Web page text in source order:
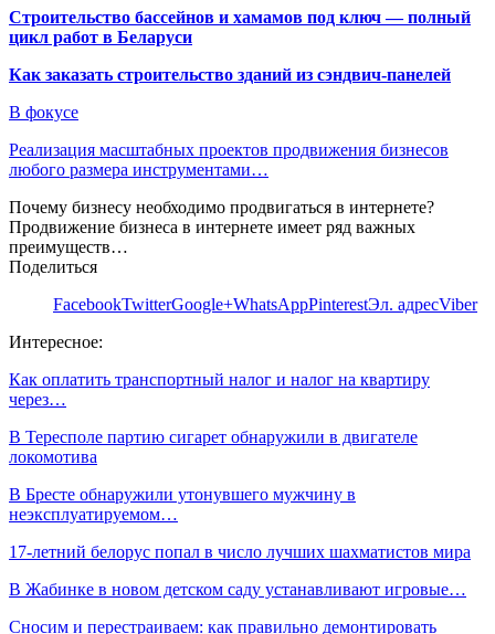
Строительство бассейнов и хамамов под ключ — полный
цикл работ в Беларуси
Как заказать строительство зданий из сэндвич-панелей
В фокусе
Реализация масштабных проектов продвижения бизнесов
любого размера инструментами…
Почему бизнесу необходимо продвигаться в интернете?
Продвижение бизнеса в интернете имеет ряд важных
преимуществ…
Поделиться
FacebookTwitterGoogle+WhatsAppPinterestЭл. адресViber
Интересное:
Как оплатить транспортный налог и налог на квартиру
через…
В Тересполе партию сигарет обнаружили в двигателе
локомотива
В Бресте обнаружили утонувшего мужчину в
неэксплуатируемом…
17-летний белорус попал в число лучших шахматистов мира
В Жабинке в новом детском саду устанавливают игровые…
Сносим и перестраиваем: как правильно демонтировать